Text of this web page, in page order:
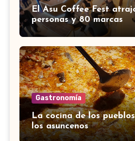
El Asu Coffee Fest
personas y 80 marcas
Gastronomía
La cocina de los
los asuncenos